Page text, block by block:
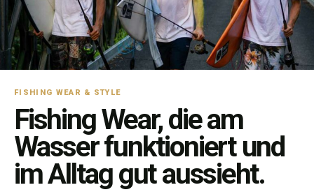
FISHING WEAR & STYLE
Fishing Wear, die am
Wasser funktioniert und
im Alltag gut aussieht.